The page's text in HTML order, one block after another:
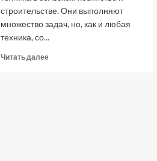
строительстве. Они выполняют
множество задач, но, как и любая
техника, со...
Читать далееПрочитать